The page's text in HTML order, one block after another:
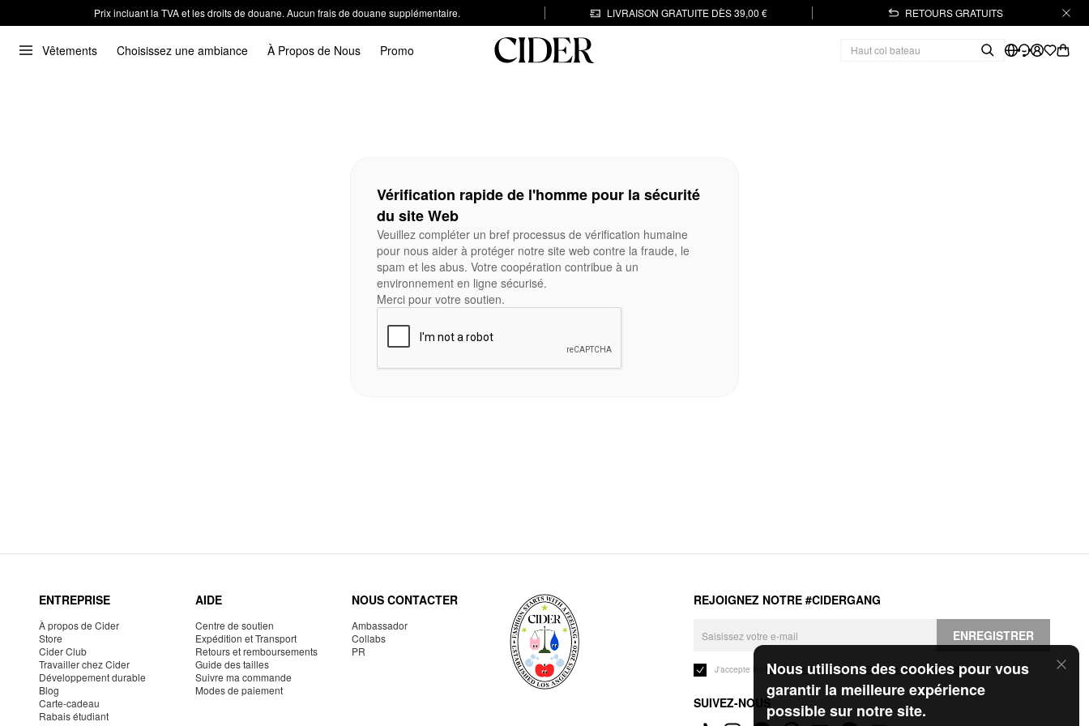
Prix incluant la TVA et les droits de douane. Aucun frais de douane supplémentaire. LIVRAISON GRATUITE DÈS 39,00 € RETOURS GRATUITS
Vêtements Choisissez une ambiance À Propos de Nous Promo
Nous utilisons des cookies pour vous
garantir la meilleure expérience
possible sur notre site.
Vérification rapide de l'homme pour la sécurité
du site Web
Veuillez compléter un bref processus de vérification humaine
pour nous aider à protéger notre site web contre la fraude, le
spam et les abus. Votre coopération contribue à un
environnement en ligne sécurisé.
Merci pour votre soutien.
ENTREPRISE
À propos de Cider
Store
Cider Club
Travailler chez Cider
Développement durable
Blog
Carte-cadeau
Rabais étudiant
AIDE
Centre de soutien
Expédition et Transport
Retours et remboursements
Guide des tailles
Suivre ma commande
Modes de paiement
NOUS CONTACTER
Ambassador
Collabs
PR
REJOIGNEZ NOTRE #CIDERGANG
ENREGISTRER
J'accepte les Conditions généraleset laPolitique de confidentialité.
SUIVEZ-NOUS